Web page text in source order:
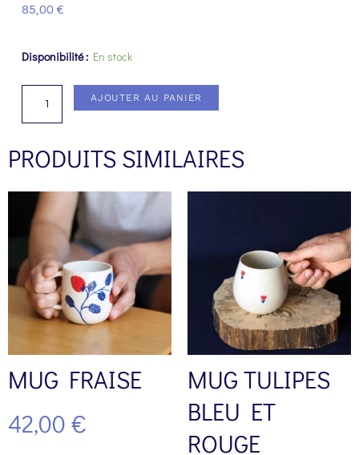
85,00 €
Disponibilité : En stock
quantité
Pichet
Citron
AJOUTER AU PANIER
PRODUITS SIMILAIRES
MUG FRAISE
42,00 €
MUG TULIPES
BLEU ET
ROUGE